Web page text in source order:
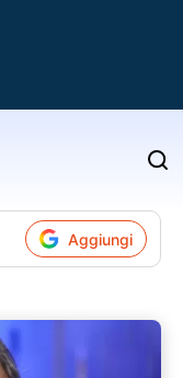
Aggiungi